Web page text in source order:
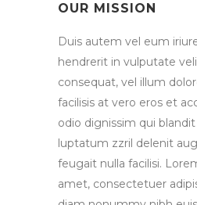
OUR MISSION
Duis autem vel eum
hendrerit in vulputate
consequat, vel illum
facilisis at vero eros et
odio dignissim qui
luptatum zzril delenit
feugait nulla facilisi.
amet, consectetuer